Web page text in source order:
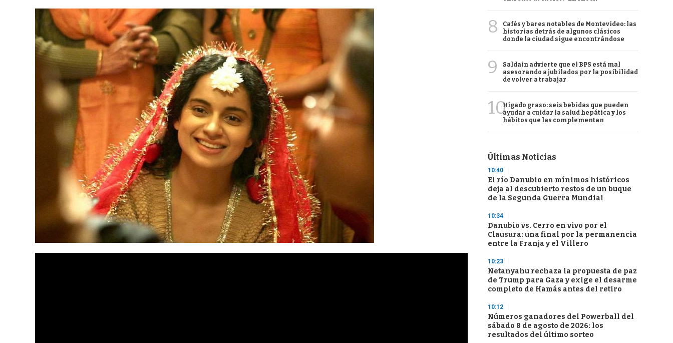
8
Cafés y bares notables de Montevideo: las
historias detrás de algunos clásicos
donde la ciudad sigue encontrándose
9
Saldain advierte que el BPS está mal
asesorando a jubilados por la posibilidad
de volver a trabajar
10Hígado graso: seis bebidas que pueden
ayudar a cuidar la salud hepática y los
hábitos que las complementan
Últimas Noticias
10:40
El río Danubio en mínimos históricos
deja al descubierto restos de un buque
de la Segunda Guerra Mundial
10:34
Danubio vs. Cerro en vivo por el
Clausura: una final por la permanencia
entre la Franja y el Villero
10:23
Netanyahu rechaza la propuesta de paz
de Trump para Gaza y exige el desarme
completo de Hamás antes del retiro
10:12
Números ganadores del Powerball del
sábado 8 de agosto de 2026: los
resultados del último sorteo